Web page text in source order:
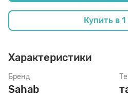
Купить в
Характеристики
Бренд
Sahab